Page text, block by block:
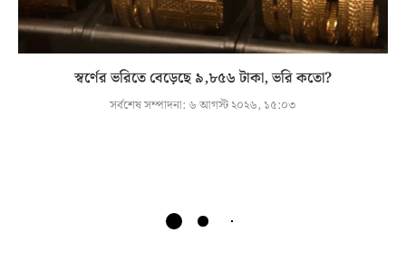
স্বর্ণের ভরিতে বেড়েছে ৯,৮৫৬ টাকা, ভরি কতো?
সর্বশেষ সম্পাদনা: ৬ আগস্ট ২০২৬, ১৫:০৩